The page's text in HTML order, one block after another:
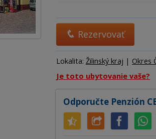
Rezervovať
Lokalita: Žilinský kraj | Okres
Je toto ubytovanie vaše?
Odporučte Penzión